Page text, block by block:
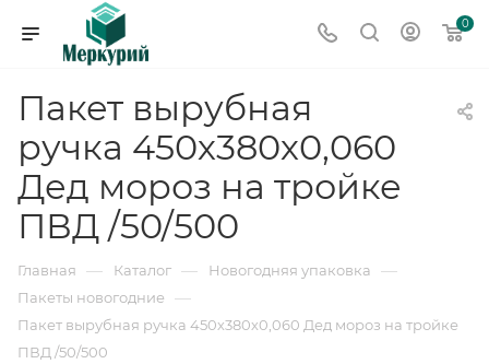
0
Пакет вырубная
ручка 450х380х0,060
Дед мороз на тройке
ПВД /50/500
Главная — Каталог — Новогодняя упаковка —
Пакеты новогодние —
Пакет вырубная ручка 450х380х0,060 Дед мороз на тройке
ПВД /50/500